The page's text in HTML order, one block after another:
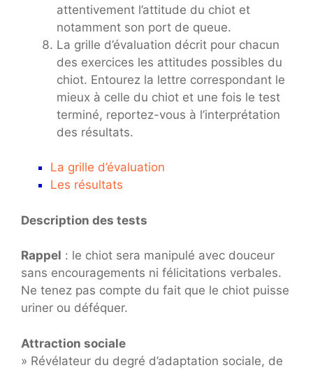
attentivement l’attitude du chiot et
notamment son port de queue.
La grille d’évaluation décrit pour chacun
des exercices les attitudes possibles du
chiot. Entourez la lettre correspondant le
mieux à celle du chiot et une fois le test
terminé, reportez-vous à l’interprétation
des résultats.
La grille d’évaluation
Les résultats
Description des tests
Rappel : le chiot sera manipulé avec douceur
sans encouragements ni félicitations verbales.
Ne tenez pas compte du fait que le chiot puisse
uriner ou déféquer.
Attraction sociale
» Révélateur du degré d’adaptation sociale, de